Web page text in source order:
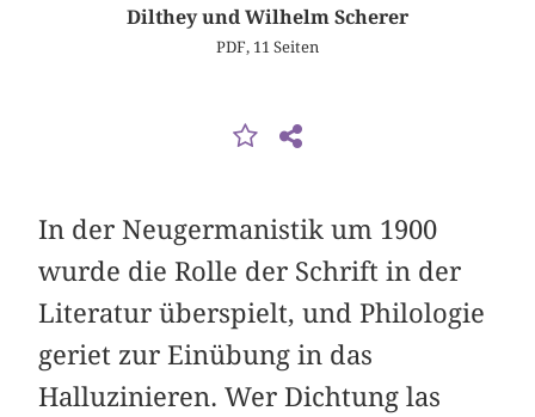
Dilthey und Wilhelm Scherer
PDF, 11 Seiten
In der Neugermanistik um 1900
wurde die Rolle der Schrift in der
Literatur überspielt, und Philologie
geriet zur Einübung in das
Halluzinieren. Wer Dichtung las